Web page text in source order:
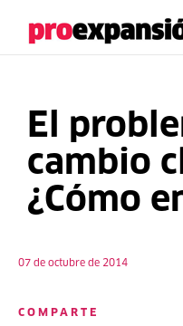
El
cambio
¿Cómo
07 de octubre de 2014
COMPARTE